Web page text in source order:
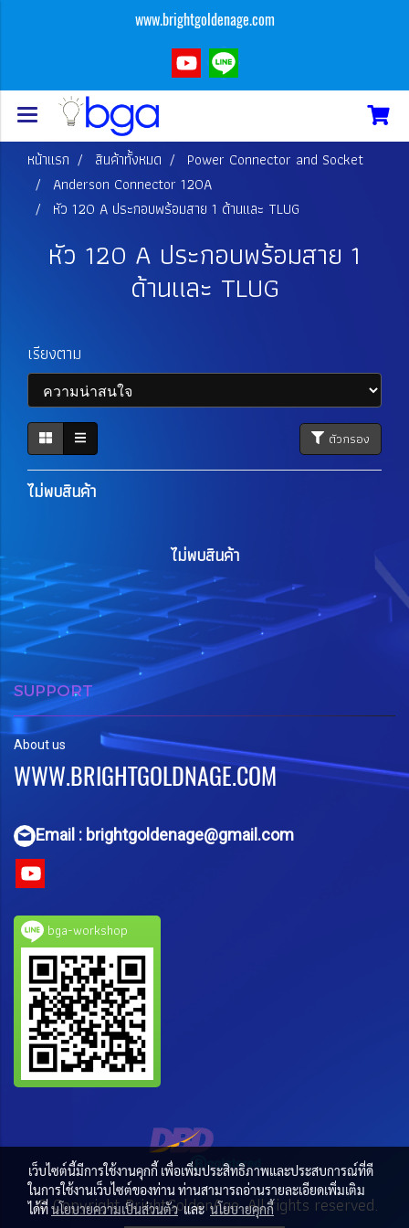
www.brightgoldenage.com
หน้าแรก สินค้าทั้งหมด
Power Connector and Socket
Anderson Connector 120A
หัว 120 A ประกอบพร้อมสาย 1 ด้านและ TLUG
หัว 120 A ประกอบพร้อมสาย 1
ด้านและ TLUG
เรียงตาม
ตัวกรอง
ไม่พบสินค้า
ไม่พบสินค้า
SUPPORT
About us
WWW.BRIGHTGOLDNAGE.COM
Email : brightgoldenage@gmail.com
bga-workshop
© Copyright BrightGoldenAge. All rights reserved.
เว็บไซต์นี้มีการใช้งานคุกกี้ เพื่อเพิ่มประสิทธิภาพและประสบการณ์ที่ดี
ในการใช้งานเว็บไซต์ของท่าน ท่านสามารถอ่านรายละเอียดเพิ่มเติม
ได้ที่นโยบายความเป็นส่วนตัวและนโยบายคุกกี้